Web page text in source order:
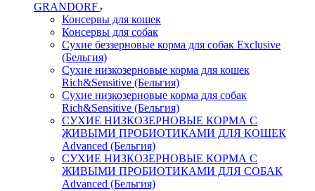
GRANDORF
Консервы для кошек
Консервы для собак
Сухие беззерновые корма для собак Exclusive
(Бельгия)
Сухие низкозерновые корма для кошек
Rich&Sensitive (Бельгия)
Сухие низкозерновые корма для собак
Rich&Sensitive (Бельгия)
СУХИЕ НИЗКОЗЕРНОВЫЕ КОРМА С
ЖИВЫМИ ПРОБИОТИКАМИ ДЛЯ КОШЕК
Advanced (Бельгия)
СУХИЕ НИЗКОЗЕРНОВЫЕ КОРМА С
ЖИВЫМИ ПРОБИОТИКАМИ ДЛЯ СОБАК
Advanced (Бельгия)